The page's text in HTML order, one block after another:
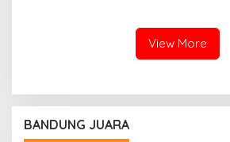
View More
BANDUNG JUARA